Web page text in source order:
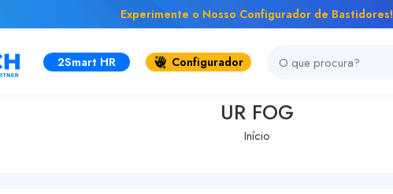
Experimente o Nosso Configurador de Bastidores!
2Smart HR Configurador
UR FOG
Início